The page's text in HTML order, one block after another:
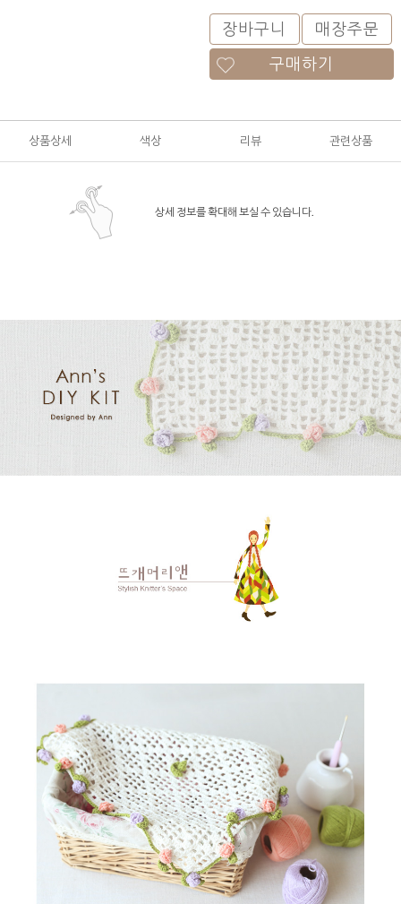
장바구니
매장주문
구매하기
상품상세 색상 리뷰 관련상품
상세 정보를 확대해 보실 수 있습니다.